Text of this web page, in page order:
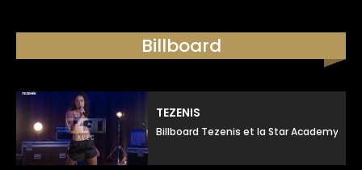
Billboard
TEZENIS
Billboard Tezenis et la Star Academy,